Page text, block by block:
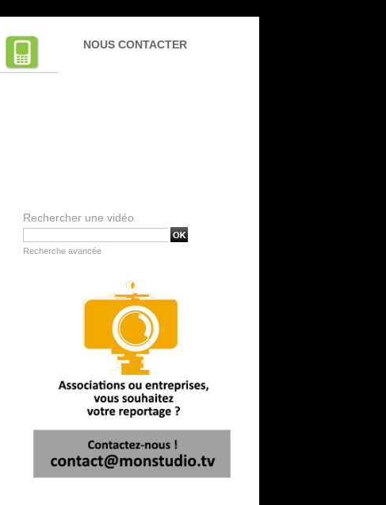
NOUS CONTACTER
Rechercher une vidéo
Recherche avancée